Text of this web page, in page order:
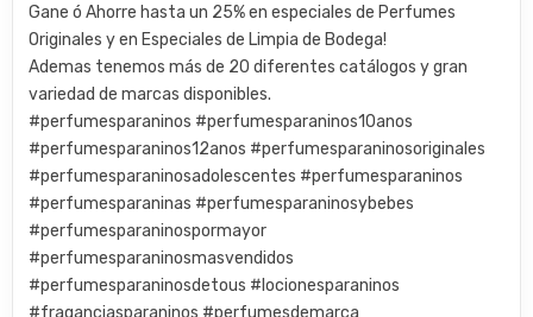
Gane ó Ahorre hasta un 25% en especiales de Perfumes
Originales y en Especiales de Limpia de Bodega!
Ademas tenemos más de 20 diferentes catálogos y gran
variedad de marcas disponibles.
#perfumesparaninos #perfumesparaninos10anos
#perfumesparaninos12anos #perfumesparaninosoriginales
#perfumesparaninosadolescentes #perfumesparaninos
#perfumesparaninas #perfumesparaninosybebes
#perfumesparaninospormayor
#perfumesparaninosmasvendidos
#perfumesparaninosdetous #locionesparaninos
#fraganciasparaninos #perfumesdemarca